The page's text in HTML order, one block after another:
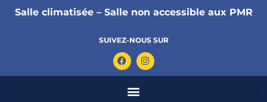
Salle climatisée – Salle non accessible aux PMR
SUIVEZ-NOUS SUR